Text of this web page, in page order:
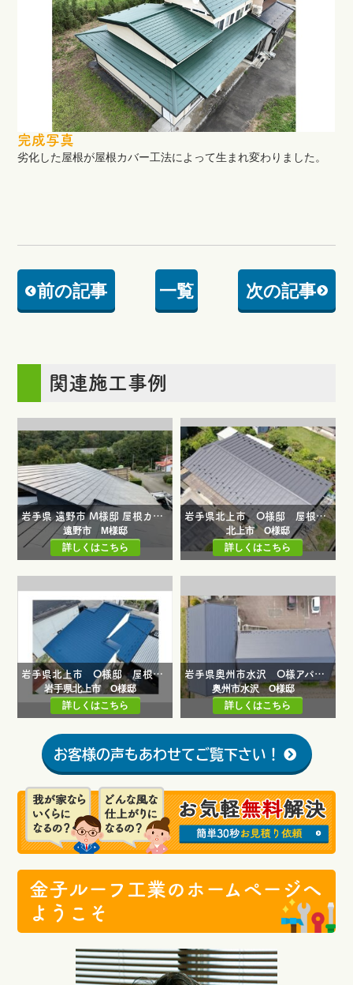
完成写真
劣化した屋根が屋根カバー工法によって生まれ変わりました。
前の記事 一覧 次の記事
関連施工事例
岩手県 遠野市 M様邸 屋根カバー工法
遠野市 M様邸
詳しくはこちら
岩手県北上市 O様邸 屋根カバー工事
北上市 O様邸
詳しくはこちら
岩手県北上市 O様邸 屋根カバー工事・庇屋根/破風及び鼻隠し塗装工事・雨樋改修工事
岩手県北上市 O様邸
詳しくはこちら
岩手県奥州市水沢 O様アパート棟 屋根カバー工事・雪止め取付工事
奥州市水沢 O様邸
詳しくはこちら
お客様の声もあわせてご覧下さい！
金子ルーフ工業のホームページへ
ようこそ